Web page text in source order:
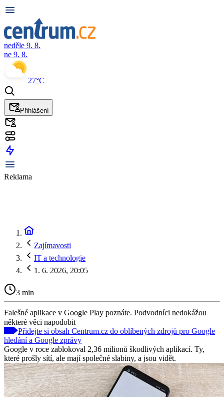
neděle 9. 8.
ne 9. 8.
27°C
Přihlášení
Reklama
Zajímavosti
IT a technologie
1. 6. 2026, 20:05
3 min
Falešné aplikace v Google Play poznáte. Podvodníci nedokážou
některé věci napodobit
Přidejte si obsah Centrum.cz do oblíbených zdrojů pro Google
hledání a Google zprávy
Google v roce zablokoval 2,36 milionů škodlivých aplikací. Ty,
které prošly sítí, ale mají společné slabiny, a jsou vidět.